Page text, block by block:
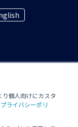
個人向けにカスタ
プライバシーポリ